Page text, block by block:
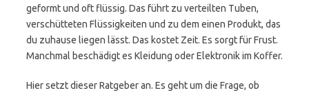
geformt und oft flüssig. Das führt zu verteilten Tuben,
verschütteten Flüssigkeiten und zu dem einen Produkt, das
du zuhause liegen lässt. Das kostet Zeit. Es sorgt für Frust.
Manchmal beschädigt es Kleidung oder Elektronik im Koffer.
Hier setzt dieser Ratgeber an. Es geht um die Frage, ob